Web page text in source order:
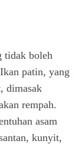
tidak boleh
patin, yang
dimasak
rempah.
asam
kunyit,